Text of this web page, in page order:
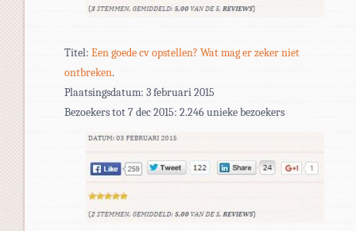
Titel: Een goede cv opstellen? Wat mag er zeker niet
ontbreken.
Plaatsingsdatum: 3 februari 2015
Bezoekers tot 7 dec 2015: 2.246 unieke bezoekers